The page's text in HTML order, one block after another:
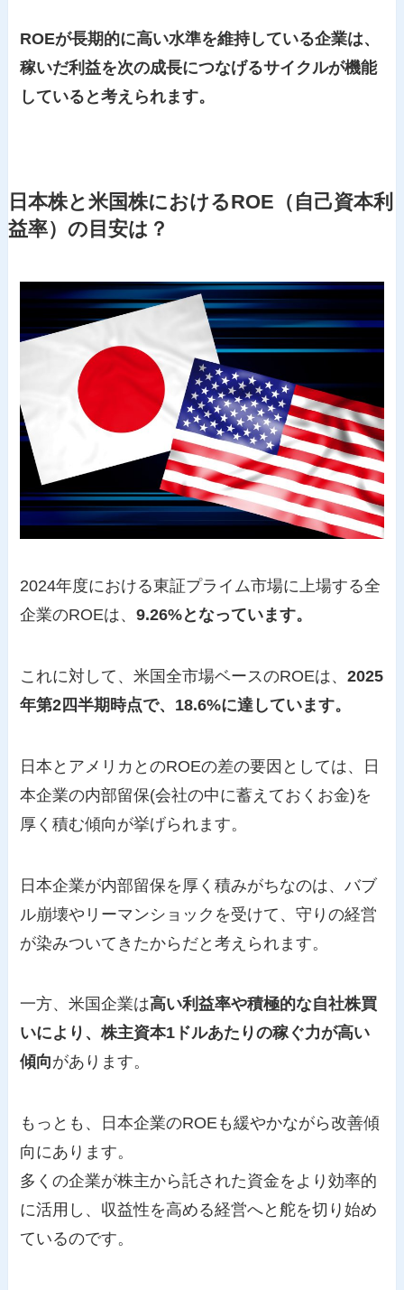
ROEが長期的に高い水準を維持している企業は、
稼いだ利益を次の成長につなげるサイクルが機能
していると考えられます。
日本株と米国株におけるROE（自己資本利
益率）の目安は？
2024年度における東証プライム市場に上場する全
企業のROEは、9.26%となっています。
これに対して、米国全市場ベースのROEは、2025
年第2四半期時点で、18.6%に達しています。
日本とアメリカとのROEの差の要因としては、日
本企業の内部留保(会社の中に蓄えておくお金)を
厚く積む傾向が挙げられます。
日本企業が内部留保を厚く積みがちなのは、バブ
ル崩壊やリーマンショックを受けて、守りの経営
が染みついてきたからだと考えられます。
一方、米国企業は高い利益率や積極的な自社株買
いにより、株主資本1ドルあたりの稼ぐ力が高い
傾向があります。
もっとも、日本企業のROEも緩やかながら改善傾
向にあります。
多くの企業が株主から託された資金をより効率的
に活用し、収益性を高める経営へと舵を切り始め
ているのです。